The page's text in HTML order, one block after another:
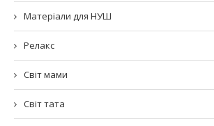
Матеріали для НУШ
Релакс
Світ мами
Світ тата